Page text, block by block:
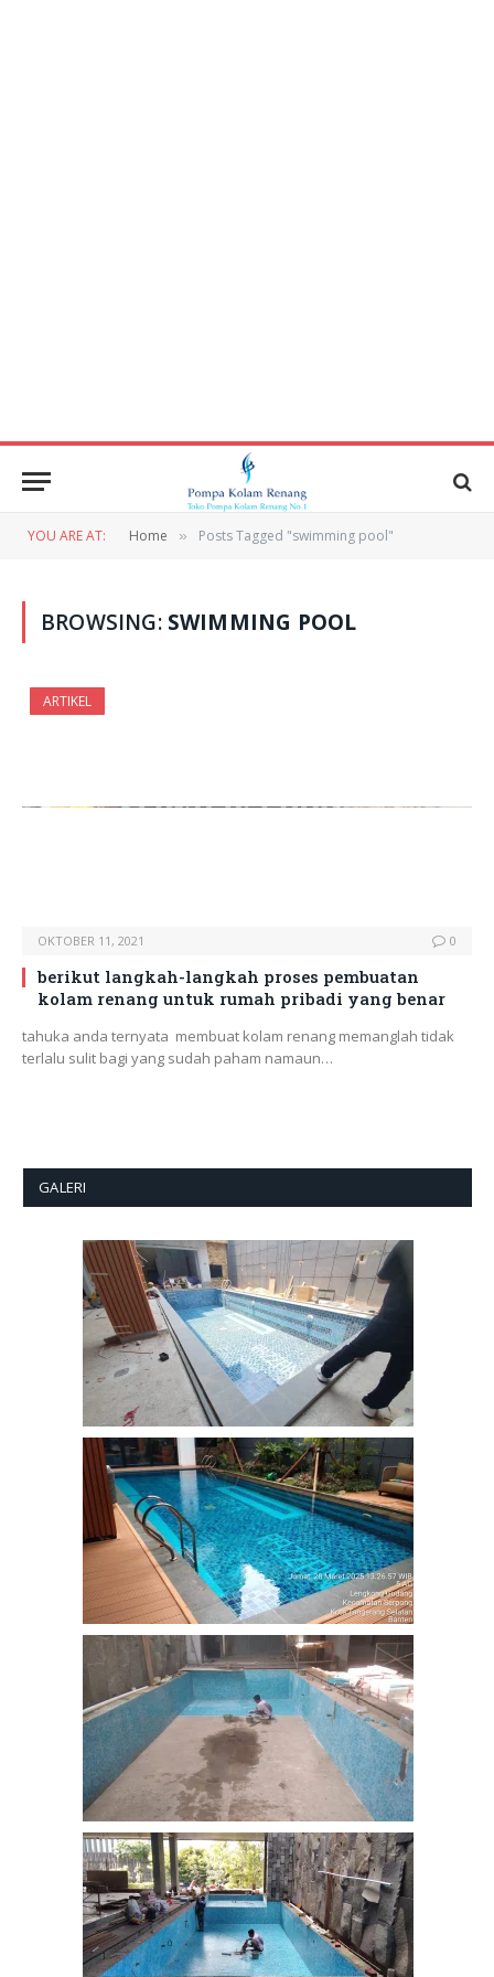
YOU ARE AT: Home » Posts Tagged "swimming pool"
BROWSING: SWIMMING POOL
ARTIKEL
OKTOBER 11, 2021 0
berikut langkah-langkah proses pembuatan
kolam renang untuk rumah pribadi yang benar
tahuka anda ternyata membuat kolam renang memanglah tidak
terlalu sulit bagi yang sudah paham namaun…
GALERI